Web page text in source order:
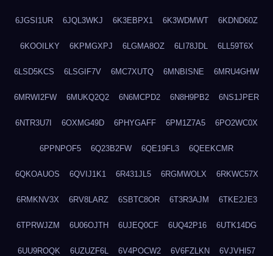
6JGSI1UR 6JQL3WKJ 6K3EBPX1 6K3WDMWT 6KDND60Z
6KOOILKY 6KPMGXPJ 6LGMA8OZ 6LI78JDL 6LL59T6X
6LSD5KCS 6LSGIF7V 6MC7XUTQ 6MNBISNE 6MRU4GHW
6MRWI2FW 6MUKQ2Q2 6N6MCPD2 6N8H9PB2 6NS1JPER
6NTR3U7I 6OXMG49D 6PHYGAFF 6PM1Z7A5 6PO2WC0X
6PPNPOF5 6Q23B2FW 6QE19FL3 6QEEKCMR
6QKOAUOS 6QVIJ1K1 6R431JL5 6RGMWOLX 6RKWC57X
6RMKNV3X 6RV8LARZ 6SBTC8OR 6T3R3AJM 6TKE2JE3
6TPRWJZM 6U06OJTH 6UJEQ0CF 6UQ42P16 6UTK14DG
6UU9ROQK 6UZUZF6L 6V4POCW2 6V6FZLKN 6VJVHI57